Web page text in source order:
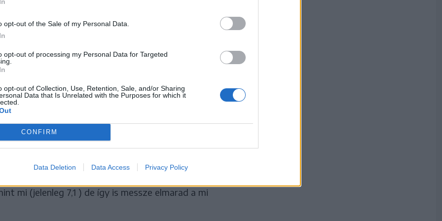
opt-out of the Sale of my Personal Data.
opt-out of processing my Personal Data for Targeted
opt-out of Collection, Use, Retention, Sale, and/or Sharing
Data that Is Unrelated with the Purposes for which it
CONFIRM
Data Deletion Data Access Privacy Policy
erejét, mint a magyar forint. A megélhetési
árai jobban növekedtek, cserébe
arányaiban magasabbak. A két ország
nem igazán változott.
Romániában 2010 óta szinte állandó, mi
Románia az államadósság tekintetében akkor,
eszméletlen magas volt (29,6), ebben
mi (jelenleg 7,1 ) de így is messze elmarad a mi